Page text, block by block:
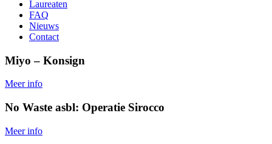
Laureaten
FAQ
Nieuws
Contact
Miyo – Konsign
Meer info
No Waste asbl: Operatie Sirocco
Meer info